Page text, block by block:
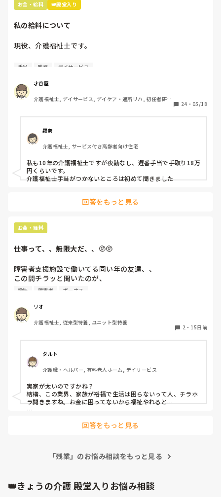
お金・給料 👑殿堂入り
私の給料について
現役、介護福祉士です。
男性、大卒、介護業界9年目です。
さて、本題です。
基本給は14万円、宿直手当てが3000円で
介護福祉士の資格手当はありません。
かなりの薄給だと感じます。
宿直手当てがあってなんとか手取り
10万円いくかいかないかです。
田舎の社会福祉法人ですが
あたりまえの様に前残業・残業手当ては
あまりにも酷いと感じています。
皆さんのご意見を頂ければと思います。
手当 残業 デイサービス
才谷屋
介護福祉士, デイサービス, デイケア・通所リハ, 初任者研
24 ・ 05/18
羅奈
介護福祉士, サービス付き高齢者向け住宅
私も10年の介護福祉士ですが夜勤なし、遅番手当で手取り18万
円くらいです。
介護福祉士手当がつかないところは初めて聞きました
回答をもっと見る
お金・給料
仕事って、、無限大だ、、🫥🫥
障害者支援施設で働いてる同い年の友達、、
この間チラッと聞いたのが、
手取りは15万くらい   ボーナスは年々減っている
今は一人暮らし(会社側が用意した所 家賃は1万くらい)
今年末に管理者試験を勧められて尚更、、
貯金もして趣味のライブにも行って友達と遊んで
ちゃんと人生楽しめてるみたいだから、凄いわ✨️👏
会社を辞めるか辞めないかは、個人の自由だし
他人は何も口出し出来ないけど、、
趣味 障害者 ボーナス
リオ
介護福祉士, 従来型特養, ユニット型特養
2・ 15日前
タルト
介護職・ヘルパー, 有料老人ホーム, デイサービス
実家が太いのですかね？
結構、この業界、家族が裕福で生活は困らないって人、チラホ
ラ聞きますね。お金に困ってないから福祉やれると…
回答をもっと見る
「残業」のお悩み相談をもっと見る
👑きょうの介護 殿堂入りお悩み相談